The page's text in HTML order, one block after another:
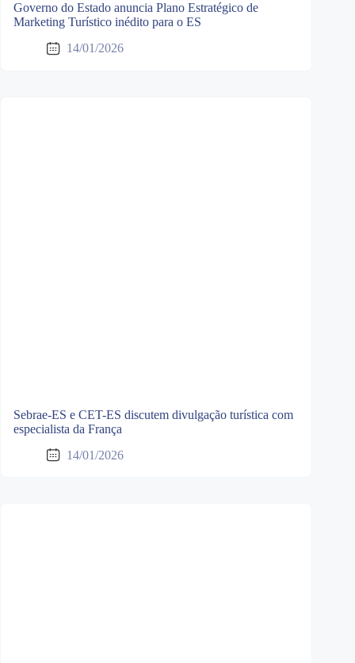
Governo do Estado anuncia Plano Estratégico de
Marketing Turístico inédito para o ES
14/01/2026
Sebrae-ES e CET-ES discutem divulgação turística com
especialista da França
14/01/2026